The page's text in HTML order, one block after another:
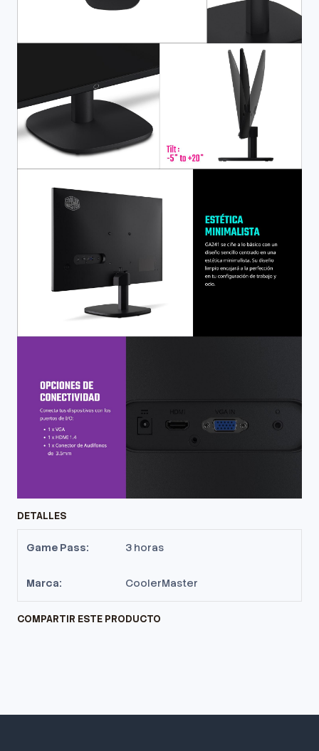
DETALLES
Game Pass: 3 horas
Marca: CoolerMaster
COMPARTIR ESTE PRODUCTO